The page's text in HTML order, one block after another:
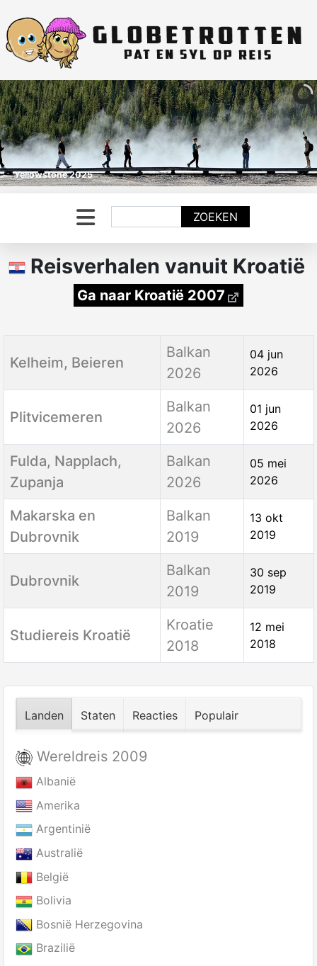
Yellowstone 2025
ZOEKEN
Reisverhalen vanuit Kroatië
Ga naar Kroatië 2007
Aanmaakdatum
Kelheim, Beieren
Balkan
2026
04 jun
2026
Plitvicemeren
Balkan
2026
01 jun
2026
Fulda, Napplach,
Zupanja
Balkan
2026
05 mei
2026
Makarska en
Dubrovnik
Balkan
2019
13 okt
2019
Dubrovnik
Balkan
2019
30 sep
2019
Studiereis Kroatië
Kroatie
2018
12 mei
2018
Landen Staten Reacties Populair
Wereldreis 2009
Albanië
Amerika
Argentinië
Australië
België
Bolivia
Bosnië Herzegovina
Brazilië